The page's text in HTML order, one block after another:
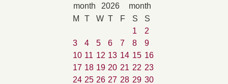
2026
M
T W T F S
S
1
2
3
4 5 6 7 8
9
10 11 12 13 14 15 16
17 18 19 20 21 22 23
24 25 26 27 28 29 30